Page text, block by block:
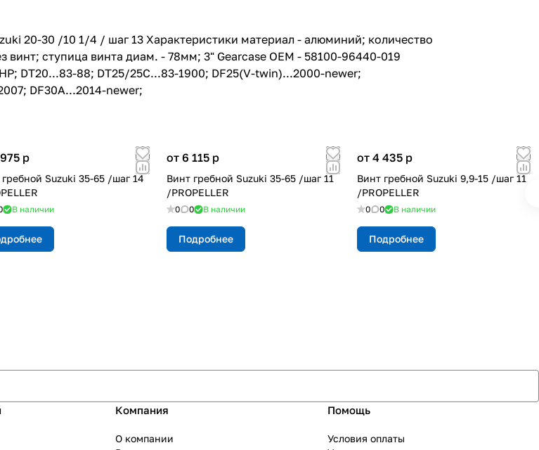
20-30 /10 1/4 / шаг 13 Характеристики материал - алюминий; количество
винт; ступица винта диам. - 78мм; 3" Gearcase ОЕМ - 58100-96440-019
DT20...83-88; DT25/25C...83-1900; DF25(V-twin)...2000-newer;
DF30A...2014-newer;
p
Suzuki 35-65 /шаг 14
В наличии
от 6 115 p
Винт гребной Suzuki 35-65 /шаг 11
/PROPELLER
0 0 В наличии
Подробнее
от 4 435 p
Винт гребной Suzuki 9,9-15 /шаг 11
/PROPELLER
0 0 В наличии
Подробнее
Компания
О компании
Помощь
Условия оплаты